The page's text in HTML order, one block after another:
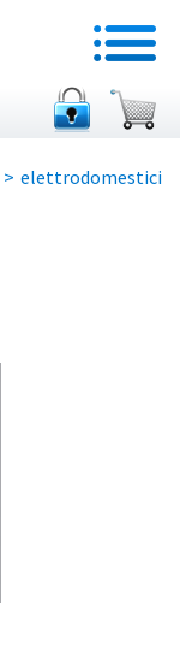
> elettrodomestici